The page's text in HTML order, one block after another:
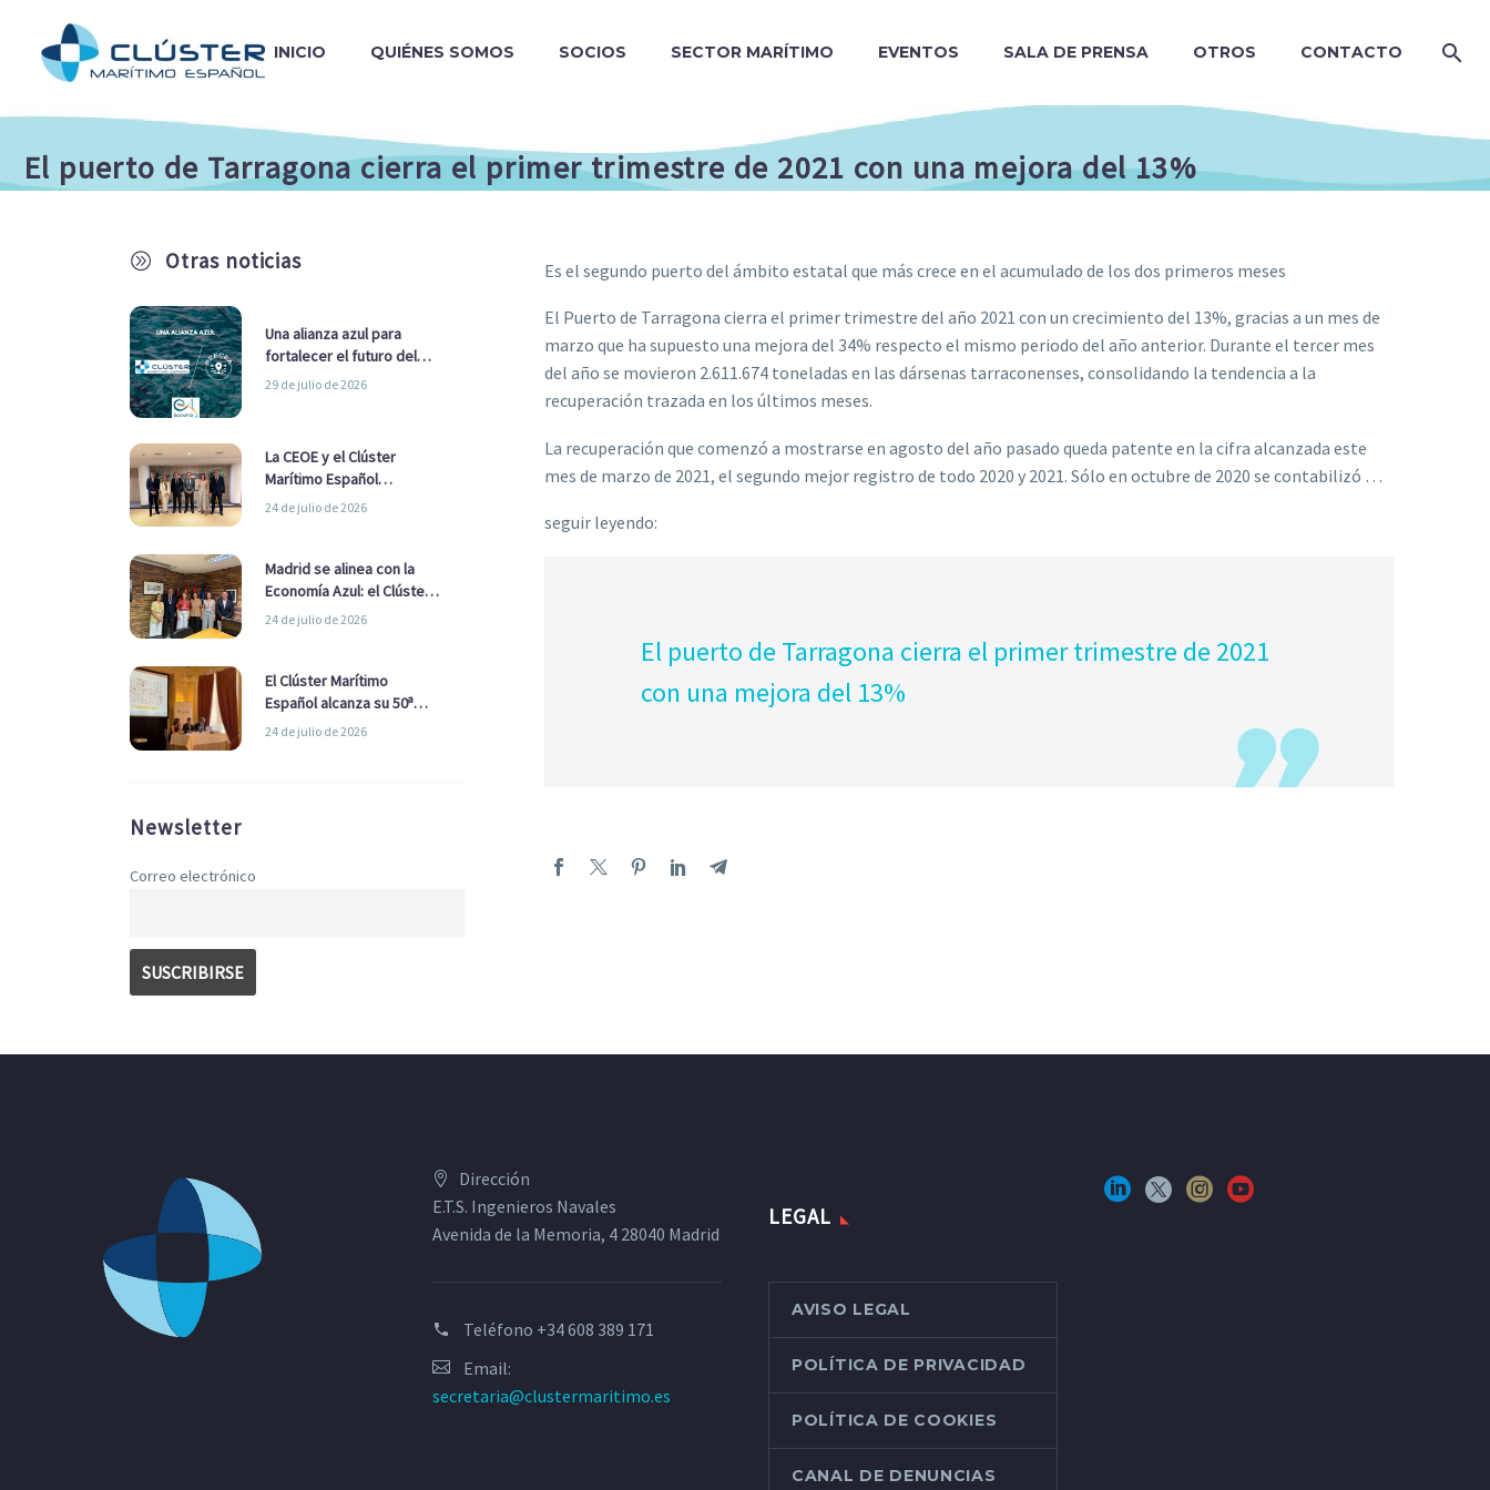
INICIO QUIÉNES SOMOS SOCIOS SECTOR MARÍTIMO EVENTOS SALA DE PRENSA OTROS CONTACTO
El puerto de Tarragona cierra el primer trimestre de 2021 con una mejora del 13%
A Otras noticias
Una alianza azul para
fortalecer el futuro del
sector marítimo
29 de julio de 2026
La CEOE y el Clúster
Marítimo Español
refuerzan su alianza para
24 de julio de 2026
Madrid se alinea con la
Economía Azul: el Clúster
Marítimo Español y la Real
Ayuntamiento
24 de julio de 2026
El Clúster Marítimo
Español alcanza su 50ª
Asamblea reafirmando su
24 de julio de 2026
Newsletter
Correo electrónico
Es el segundo puerto del ámbito estatal que más crece en el acumulado de los dos primeros meses
El Puerto de Tarragona cierra el primer trimestre del año 2021 con un crecimiento del 13%, gracias a un mes de
marzo que ha supuesto una mejora del 34% respecto el mismo periodo del año anterior. Durante el tercer mes
del año se movieron 2.611.674 toneladas en las dársenas tarraconenses, consolidando la tendencia a la
recuperación trazada en los últimos meses.
La recuperación que comenzó a mostrarse en agosto del año pasado queda patente en la cifra alcanzada este
mes de marzo de 2021, el segundo mejor registro de todo 2020 y 2021. Sólo en octubre de 2020 se contabilizó …
seguir leyendo:
El puerto de Tarragona cierra el primer trimestre de 2021
con una mejora del 13%
Dirección
E.T.S. Ingenieros Navales
Avenida de la Memoria, 4 28040 Madrid
Teléfono +34 608 389 171
Email:
secretaria@clustermaritimo.es
LEGAL
AVISO LEGAL
POLÍTICA DE PRIVACIDAD
POLÍTICA DE COOKIES
CANAL DE DENUNCIAS